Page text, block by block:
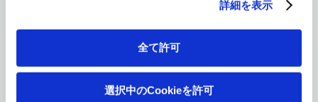
詳細を表示
全て許可
選択中のCookieを許可